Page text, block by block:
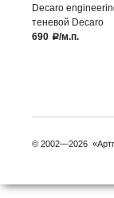
Decaro
теневой Decaro
690
a/м.п.
© 2002—2026